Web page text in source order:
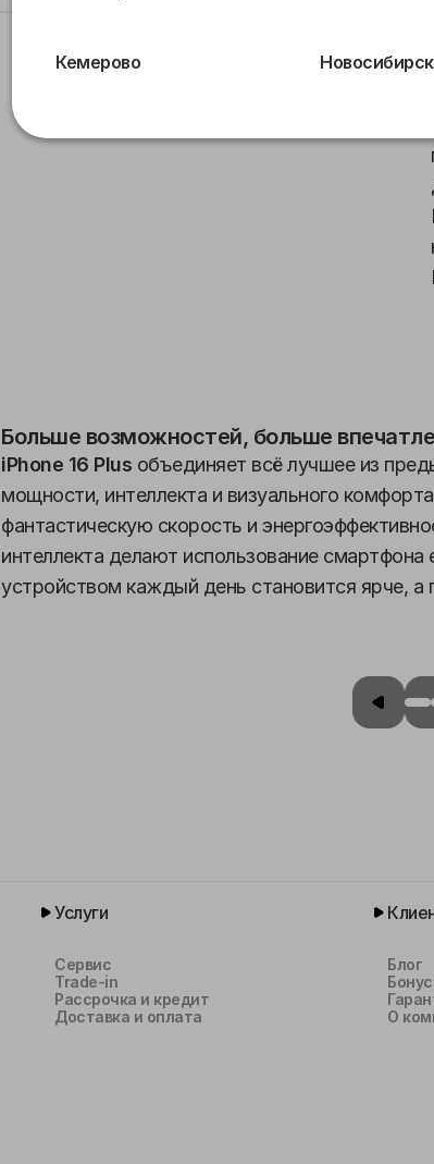
Больше возможностей, больше
iPhone 16 Plus объединяет всё лучшее из
мощности, интеллекта и визуального
фантастическую скорость и
интеллекта делают использование
устройством каждый день становится ярче,
Услуги
Сервис
Trade-in
Рассрочка и кредит
Доставка и оплата
Блог
О
Кемерово Новосибирск